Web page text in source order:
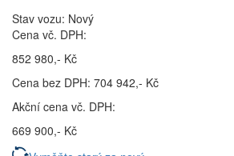
Stav vozu: Nový
Cena vč. DPH:
852 980,- Kč
Cena bez DPH: 704 942,- Kč
Akční cena vč. DPH:
669 900,- Kč